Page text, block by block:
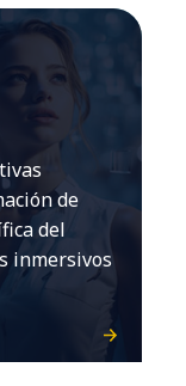
de
del
inmersivos